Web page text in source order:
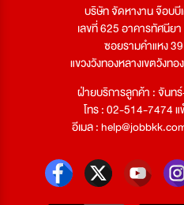
บริษัท จัดหางาน จ๊อบบี
เลขที่ 625 อาคารทัศนีย
ซอยรามคำแหง
แขวงวังทองหลางเขตวังท
ฝ่ายบริการลูกค้า : จันท
โทร : 02-514-7474
อีเมล :